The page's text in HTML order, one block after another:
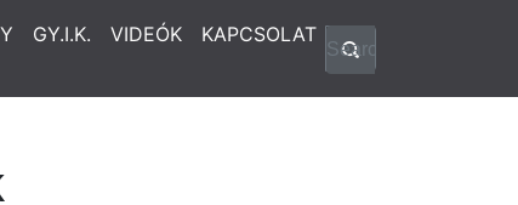
GY.I.K. VIDEÓK KAPCSOLAT